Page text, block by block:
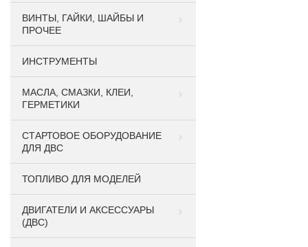
ВИНТЫ, ГАЙКИ, ШАЙБЫ И
ПРОЧЕЕ
ИНСТРУМЕНТЫ
МАСЛА, СМАЗКИ, КЛЕИ,
ГЕРМЕТИКИ
СТАРТОВОЕ ОБОРУДОВАНИЕ
ДЛЯ ДВС
ТОПЛИВО ДЛЯ МОДЕЛЕЙ
ДВИГАТЕЛИ И АКСЕССУАРЫ
(ДВС)